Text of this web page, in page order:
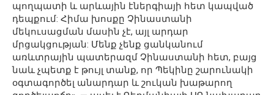
պողպատի և արևային էներգիայի հետ կապված
դեպքում: Հիմա խոսքը Չինաստանի
մեկուսացման մասին չէ, այլ արդար
մրցակցության: Մենք չենք ցանկանում
առևտրային պատերազմ Չինաստանի հետ, բայց
նաև չպետք է թույլ տանք, որ Պեկինը շարունակի
օգտագործել անարդար և շուկան խաթարող